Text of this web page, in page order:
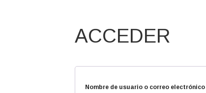
ACCEDER
Nombre de usuario o correo electrónico